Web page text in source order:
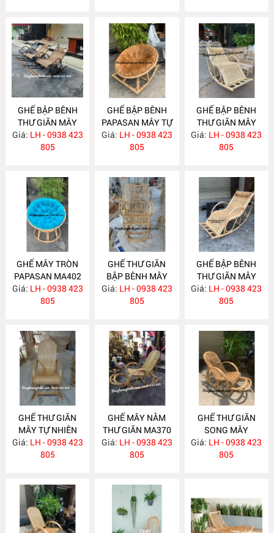
GHẾ BẬP BÊNH
THƯ GIÃN MÂY
NHỰA NH308
Giá: LH - 0938 423
805
GHẾ BẬP BÊNH
PAPASAN MÂY TỰ
NHIÊN MA468
Giá: LH - 0938 423
805
GHẾ BẬP BÊNH
THƯ GIÃN MÂY
TỰ NHIÊN MA422
Giá: LH - 0938 423
805
GHẾ MÂY TRÒN
PAPASAN MA402
Giá: LH - 0938 423
805
GHẾ THƯ GIÃN
BẬP BÊNH MÂY
TRE ĐAN MA401
Giá: LH - 0938 423
805
GHẾ BẬP BÊNH
THƯ GIÃN MÂY
TRE ĐAN MA384
Giá: LH - 0938 423
805
GHẾ THƯ GIÃN
MÂY TỰ NHIÊN
MA383
Giá: LH - 0938 423
805
GHẾ MÂY NẰM
THƯ GIÃN MA370
Giá: LH - 0938 423
805
GHẾ THƯ GIÃN
SONG MÂY
MA365
Giá: LH - 0938 423
805